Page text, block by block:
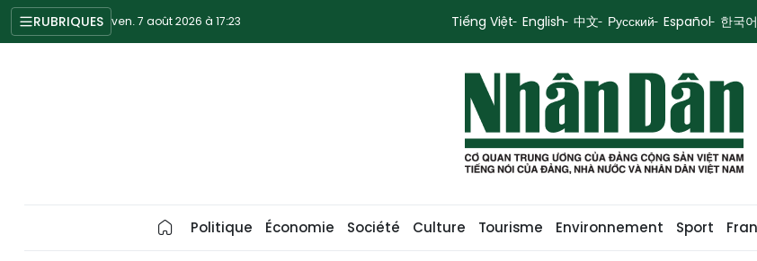
RUBRIQUES ven. 7 août 2026 à 17:23 Tiếng Việt English 中文 Русский Español 한국어
Politique Économie Société Culture Tourisme Environnement Sport